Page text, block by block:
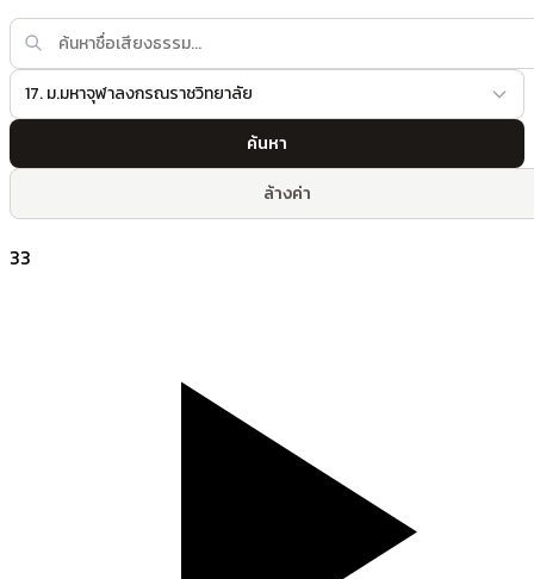
17. ม.มหาจุฬาลงกรณราชวิทยาลัย
ค้นหา
ล้างค่า
33